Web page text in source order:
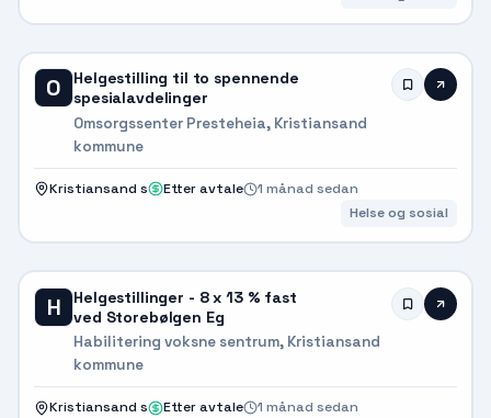
O
Helgestilling til to spennende
spesialavdelinger
Omsorgssenter Presteheia, Kristiansand
kommune
Kristiansand s Etter avtale
1 månad sedan
Helse og sosial
H
Helgestillinger - 8 x 13 % fast
ved Storebølgen Eg
Habilitering voksne sentrum, Kristiansand
kommune
Kristiansand s Etter avtale
1 månad sedan